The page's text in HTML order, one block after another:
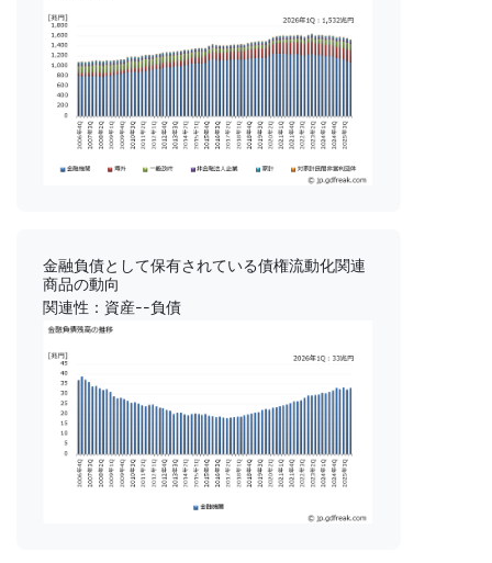
金融負債として保有されている債権流動化関連
商品の動向
関連性：資産--負債